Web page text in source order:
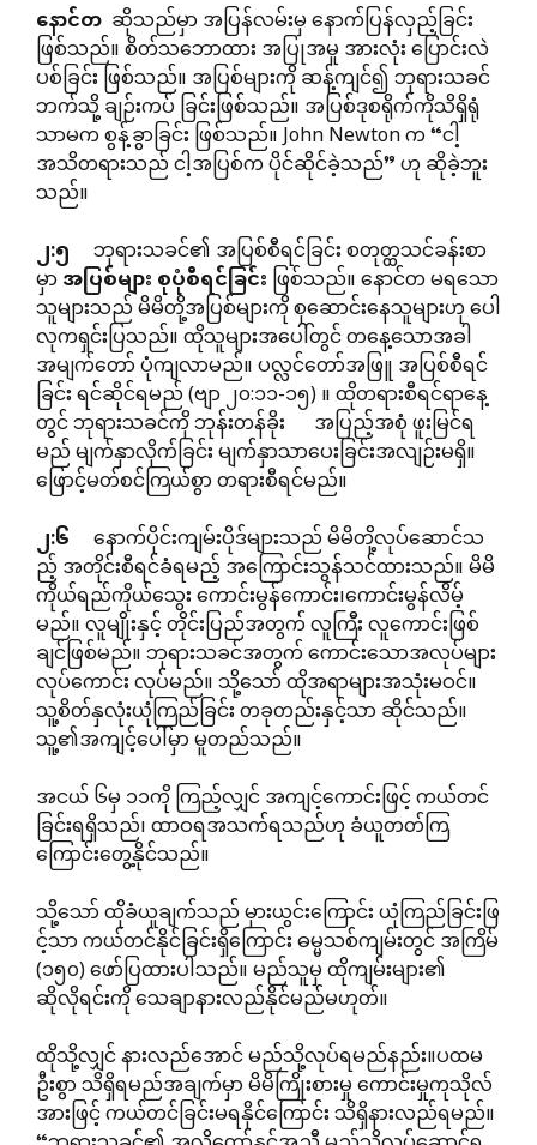
နောင်တ ဆိုသည်မှာ အပြန်လမ်းမှ နောက်ပြန်လှည့်ခြင်း
ဖြစ်သည်။ စိတ်သဘောထား အပြုအမူ အားလုံး ပြောင်းလဲ
ပစ်ခြင်း ဖြစ်သည်။ အပြစ်များကို ဆန့်ကျင်၍ ဘုရားသခင်
ဘက်သို့ ချဉ်းကပ် ခြင်းဖြစ်သည်။ အပြစ်ဒုစရိုက်ကိုသိရှိရုံ
သာမက စွန့်ခွာခြင်း ဖြစ်သည်။ John Newton က “ငါ့
အသိတရားသည် ငါ့အပြစ်က ပိုင်ဆိုင်ခဲ့သည်” ဟု ဆိုခဲ့ဘူး
သည်။
၂:၅ ဘုရားသခင်၏ အပြစ်စီရင်ခြင်း စတုတ္ထသင်ခန်းစာ
မှာအပြစ်များစုပုံစီရင်ခြင်းဖြစ်သည်။ နောင်တ မရသော
သူများသည် မိမိတို့အပြစ်များကို စုဆောင်းနေသူများဟု ပေါ
လုကရှင်းပြသည်။ ထိုသူများအပေါ်တွင် တနေ့သောအခါ
အမျက်တော် ပုံကျလာမည်။ ပလ္လင်တော်အဖြူ အပြစ်စီရင်
ခြင်း ရင်ဆိုင်ရမည် (ဗျာ ၂၀:၁၁-၁၅) ။ ထိုတရားစီရင်ရာနေ့
တွင် ဘုရားသခင်ကို ဘုန်းတန်ခိုး အပြည့်အစုံ ဖူးမြင်ရ
မည် မျက်နှာလိုက်ခြင်း မျက်နှာသာပေးခြင်းအလျဉ်းမရှိ။
ဖြောင့်မတ်စင်ကြယ်စွာ တရားစီရင်မည်။
၂:၆ နောက်ပိုင်းကျမ်းပိုဒ်များသည် မိမိတို့လုပ်ဆောင်သ
ည့် အတိုင်းစီရင်ခံရမည့် အကြောင်းသွန်သင်ထားသည်။ မိမိ
ကိုယ်ရည်ကိုယ်သွေး ကောင်းမွန်ကောင်း၊ကောင်းမွန်လိမ့်
မည်။ လူမျိုးနှင့် တိုင်းပြည်အတွက် လူကြီး လူကောင်းဖြစ်
ချင်ဖြစ်မည်။ ဘုရားသခင်အတွက် ကောင်းသောအလုပ်များ
လုပ်ကောင်း လုပ်မည်။ သို့သော် ထိုအရာများအသုံးမဝင်။
သူ့စိတ်နှလုံးယုံကြည်ခြင်း တခုတည်းနှင့်သာ ဆိုင်သည်။
သူ့၏အကျင့်ပေါ်မှာ မူတည်သည်။
အငယ် ၆မှ ၁၁ကို ကြည့်လျှင် အကျင့်ကောင်းဖြင့် ကယ်တင်
ခြင်းရရှိသည်၊ ထာဝရအသက်ရသည်ဟု ခံယူတတ်ကြ
ကြောင်းတွေ့နိုင်သည်။
သို့သော် ထိုခံယူချက်သည် မှားယွင်းကြောင်း ယုံကြည်ခြင်းဖြ
င့်သာ ကယ်တင်နိုင်ခြင်းရှိကြောင်း ဓမ္မသစ်ကျမ်းတွင် အကြိမ်
(၁၅၀) ဖော်ပြထားပါသည်။ မည်သူမှ ထိုကျမ်းများ၏
ဆိုလိုရင်းကို သေချာနားလည်နိုင်မည်မဟုတ်။
ထိုသို့လျှင် နားလည်အောင် မည်သို့လုပ်ရမည်နည်း။ပထမ
ဦးစွာ သိရှိရမည်အချက်မှာ မိမိကြိုးစားမှု ကောင်းမှုကုသိုလ်
အားဖြင့် ကယ်တင်ခြင်းမရနိုင်ကြောင်း သိရှိနားလည်ရမည်။